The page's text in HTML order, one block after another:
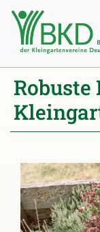
Zum
Inhalt
springen